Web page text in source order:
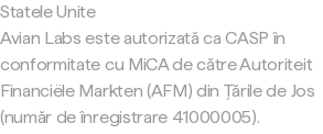
Statele Unite
Avian Labs este autorizată ca CASP în
conformitate cu MiCA de către Autoriteit
Financiële Markten (AFM) din Țările de Jos
(număr de înregistrare 41000005).